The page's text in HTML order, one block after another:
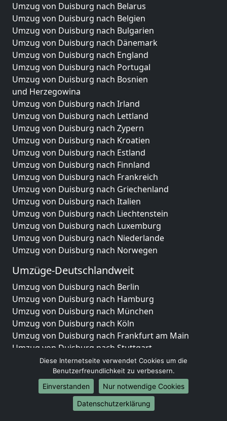
Umzug von Duisburg nach Belarus
Umzug von Duisburg nach Belgien
Umzug von Duisburg nach Bulgarien
Umzug von Duisburg nach Dänemark
Umzug von Duisburg nach England
Umzug von Duisburg nach Portugal
Umzug von Duisburg nach Bosnien
und Herzegowina
Umzug von Duisburg nach Irland
Umzug von Duisburg nach Lettland
Umzug von Duisburg nach Zypern
Umzug von Duisburg nach Kroatien
Umzug von Duisburg nach Estland
Umzug von Duisburg nach Finnland
Umzug von Duisburg nach Frankreich
Umzug von Duisburg nach Griechenland
Umzug von Duisburg nach Italien
Umzug von Duisburg nach Liechtenstein
Umzug von Duisburg nach Luxemburg
Umzug von Duisburg nach Niederlande
Umzug von Duisburg nach Norwegen
Umzüge-Deutschlandweit
Umzug von Duisburg nach Berlin
Umzug von Duisburg nach Hamburg
Umzug von Duisburg nach München
Umzug von Duisburg nach Köln
Umzug von Duisburg nach Frankfurt am Main
Umzug von Duisburg nach Stuttgart
Umzug von Duisburg nach Düsseldorf
Umzug von Duisburg nach Leipzig
Umzug von Duisburg nach Dortmund
Umzug von Duisburg nach Essen
Umzug von Duisburg nach Bremen
Diese Internetseite verwendet Cookies um die
Benutzerfreundlichkeit zu verbessern.
Einverstanden
Nur notwendige Cookies
Datenschutzerklärung